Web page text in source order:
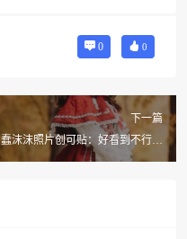
0 0
下一篇
蠢沫沫照片创可贴：好看到不行的
绝美照片